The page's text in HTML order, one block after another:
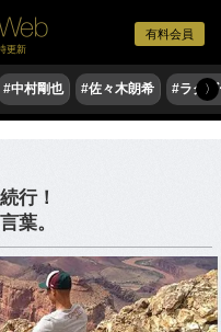
有料会員
更新
#中村剛也 #佐々木朗希 #ラグ〉
行！
葉。